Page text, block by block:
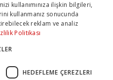
kullanımınıza ilişkin bilgileri,
kullanmanız sonucunda
reklam ve analiz
Politikası
HEDEFLEME ÇEREZLERI